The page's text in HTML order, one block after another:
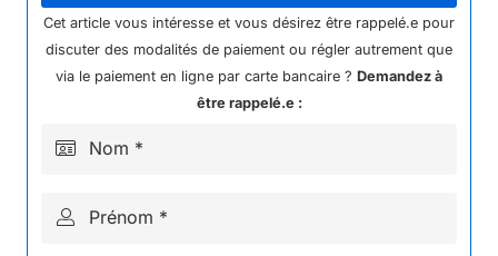
54D
KAYO
A50
Cet article vous intéresse et vous désirez être rappelé.e pour
discuter des modalités de paiement ou régler autrement que
via le paiement en ligne par carte bancaire ? Demandez à
être rappelé.e :
Nom *
Prénom *